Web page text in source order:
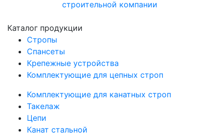
Каталог продукции
Стропы
Спансеты
Крепежные устройства
Комплектующие для цепных строп
Комплектующие для канатных строп
Такелаж
Цепи
Канат стальной